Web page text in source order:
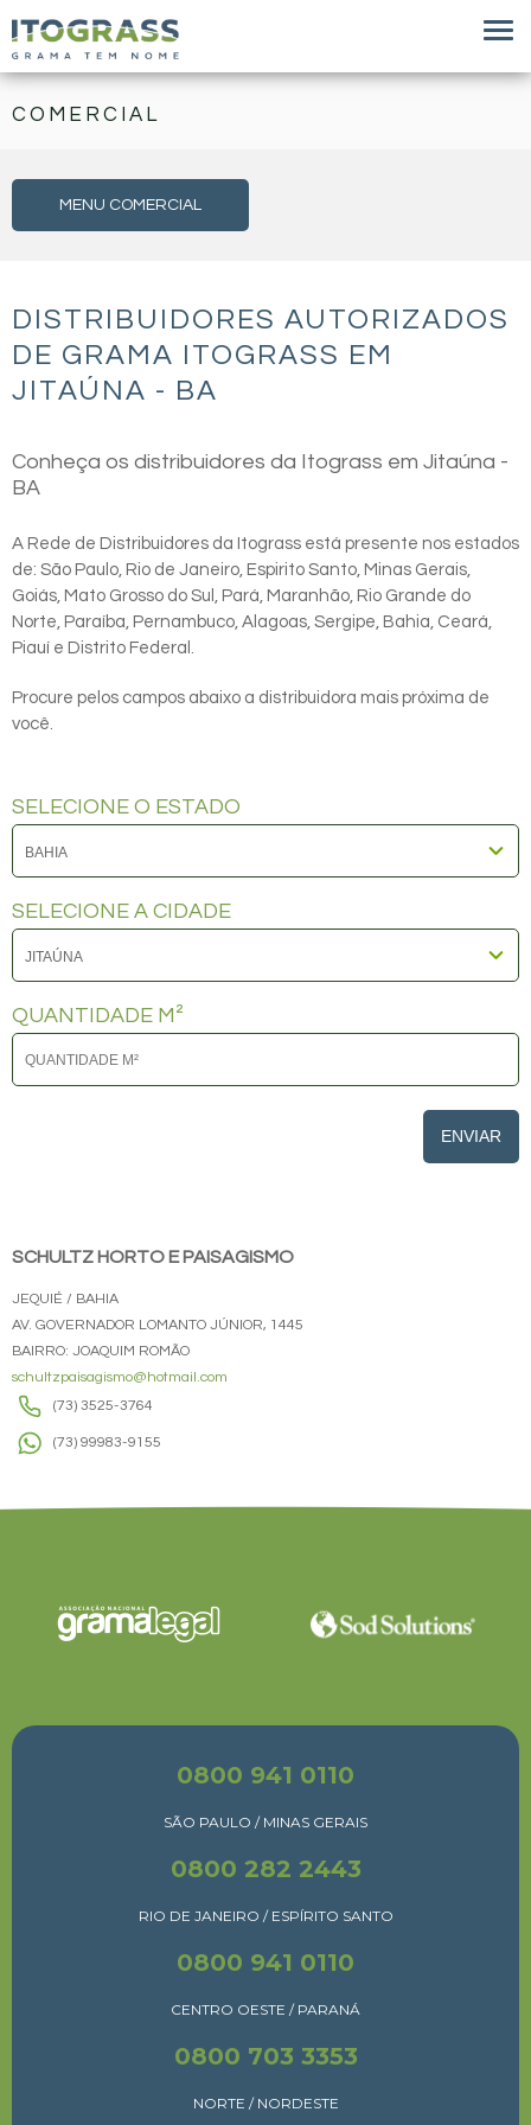
COMERCIAL
MENU COMERCIAL
DISTRIBUIDORES AUTORIZADOS
DE GRAMA ITOGRASS EM
JITAÚNA - BA
Conheça os distribuidores da Itograss em Jitaúna -
BA
A Rede de Distribuidores da Itograss está presente nos estados
de: São Paulo, Rio de Janeiro, Espirito Santo, Minas Gerais,
Goiás, Mato Grosso do Sul, Pará, Maranhão, Rio Grande do
Norte, Paraíba, Pernambuco, Alagoas, Sergipe, Bahia, Ceará,
Piauí e Distrito Federal.
Procure pelos campos abaixo a distribuidora mais próxima de
você.
SELECIONE O ESTADO
SELECIONE A CIDADE
QUANTIDADE M²
ENVIAR
SCHULTZ HORTO E PAISAGISMO
JEQUIÉ / BAHIA
AV. GOVERNADOR LOMANTO JÚNIOR, 1445
BAIRRO: JOAQUIM ROMÃO
schultzpaisagismo@hotmail.com
(73) 3525-3764
(73) 99983-9155
0800 941 0110
SÃO PAULO / MINAS GERAIS
0800 282 2443
RIO DE JANEIRO / ESPÍRITO SANTO
0800 941 0110
CENTRO OESTE / PARANÁ
0800 703 3353
NORTE / NORDESTE